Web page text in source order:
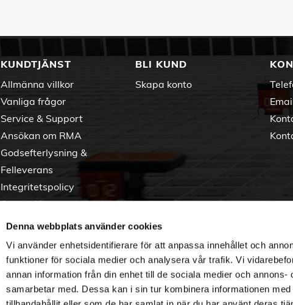
Denna webbplats använder cookies
Vi använder enhetsidentifierare för att anpassa innehållet och
funktioner för sociala medier och analysera vår trafik. Vi
annan information från din enhet till de sociala medier och
samarbetar med. Dessa kan i sin tur kombinera informationen
KUNDTJÄNST
Allmänna villkor
Vanliga frågor
Service & Support
Ansökan om RMA
Godsefterlysning &
Felleverans
Integritetspolicy
Om cookies
BLI KUND
Skapa konto